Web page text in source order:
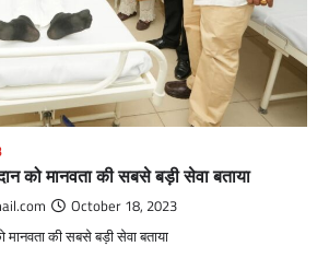
को मानवता की सबसे बड़ी सेवा बताया
October 18, 2023
की सबसे बड़ी सेवा बताया